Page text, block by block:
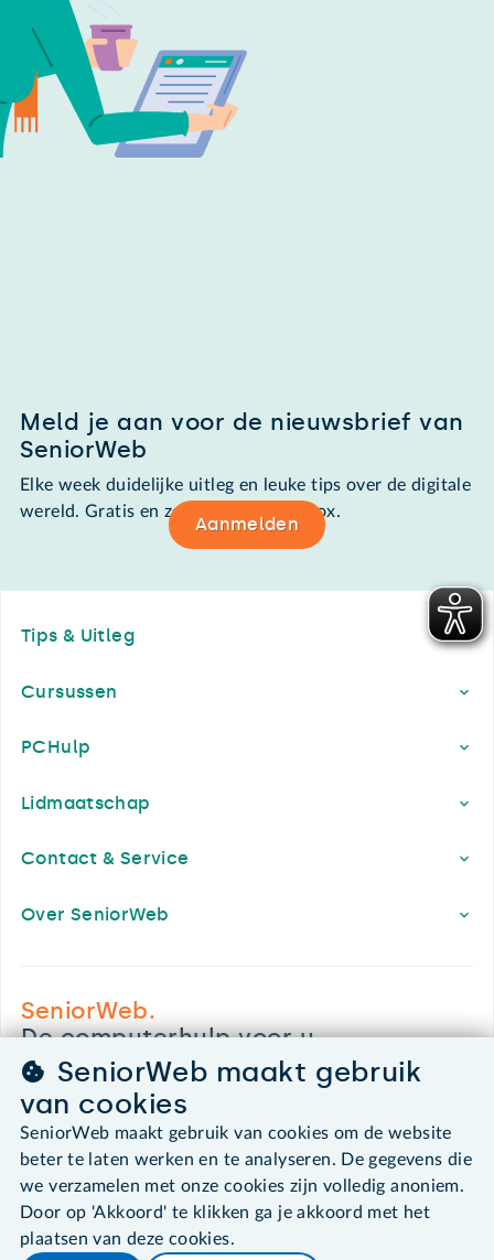
Meld je aan voor de nieuwsbrief van
SeniorWeb
Elke week duidelijke uitleg en leuke tips over de digitale
wereld. Gratis en zomaar in de mailbox.
Aanmelden
Tips & Uitleg
Cursussen
PCHulp
Lidmaatschap
Contact & Service
Over SeniorWeb
SeniorWeb.
De computerhulp voor u.
030 - 276 99 65
leden@seniorweb.nl
©2026 SeniorWeb
SeniorWeb maakt gebruik
van cookies
SeniorWeb maakt gebruik van cookies om de website
beter te laten werken en te analyseren. De gegevens die
we verzamelen met onze cookies zijn volledig anoniem.
Door op 'Akkoord' te klikken ga je akkoord met het
plaatsen van deze cookies.